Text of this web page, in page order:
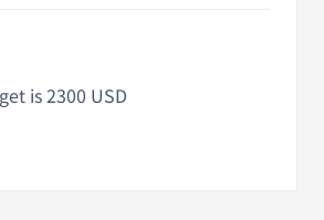
is 2300 USD